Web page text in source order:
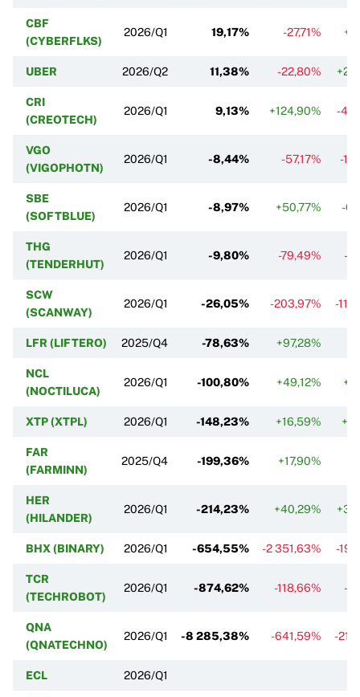
CBF
(CYBERFLKS)
2026/Q1 19,17% -27,71%
UBER 2026/Q2 11,38% -22,80%
CRI
(CREOTECH)
2026/Q1 9,13% +124,90% -
VGO
(VIGOPHOTN)
2026/Q1 -8,44% -57,17% -
SBE
(SOFTBLUE)
2026/Q1 -8,97% +50,77% -
THG
(TENDERHUT)
2026/Q1 -9,80% -79,49% -
SCW
(SCANWAY)
2026/Q1 -26,05% -203,97% -
LFR (LIFTERO) 2025/Q4 -78,63% +97,28%
NCL
(NOCTILUCA)
2026/Q1 -100,80% +49,12%
XTP (XTPL) 2026/Q1 -148,23% +16,59%
FAR
(FARMINN)
2025/Q4 -199,36% +17,90%
HER
(HILANDER)
2026/Q1 -214,23% +40,29%
BHX (BINARY) 2026/Q1 -654,55% -2 351,63% -
TCR
(TECHROBOT)
2026/Q1 -874,62% -118,66% -
QNA
(QNATECHNO)
2026/Q1 -8 285,38% -641,59% -
ECL 2026/Q1